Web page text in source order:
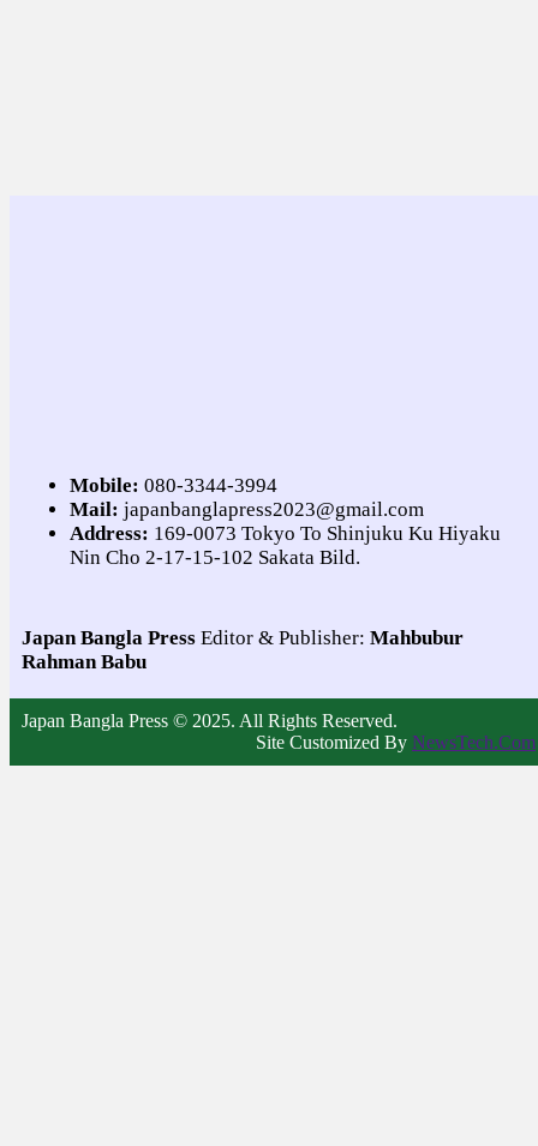
Mobile: 080-3344-3994
Mail: japanbanglapress2023@gmail.com
Address: 169-0073 Tokyo To Shinjuku Ku Hiyaku
Nin Cho 2-17-15-102 Sakata Bild.
Japan Bangla Press Editor & Publisher: Mahbubur
Rahman Babu
Japan Bangla Press © 2025. All Rights Reserved.
Site Customized By NewsTech.Com